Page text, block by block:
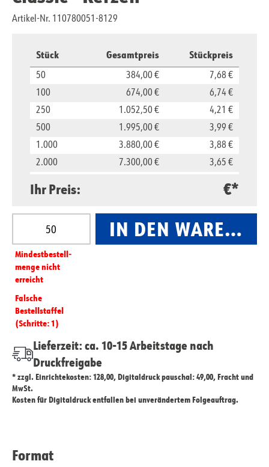
Artikel-Nr. 110780051-8129
Stück Gesamtpreis Stückpreis
50 384,00 €
7,68 €
100
674,00 €
6,74 €
250
1.052,50 €
4,21 €
500
1.995,00 €
3,99 €
1.000
3.880,00 €
3,88 €
2.000
7.300,00 €
3,65 €
2,98 €
Ihr Preis: €*
Produkt Anzahl: Gib den gewünschten Wert ein
Mindest­­bestell­­
menge nicht
erreicht
Falsche
Bestellstaffel
(Schritte: 1)
IN DEN
Lieferzeit: ca. 10-15 Arbeitstage nach
Druckfreigabe
* zzgl. Einrichtekosten: 128,00, Digitaldruck pauschal: 49,00, Fracht und
MwSt.
Kosten für Digitaldruck entfallen bei unverändertem Folgeauftrag.
Format